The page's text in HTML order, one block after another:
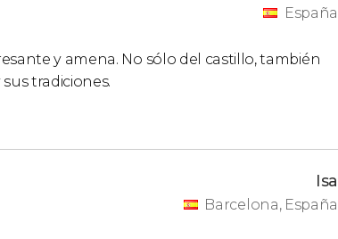
España
y amena. No sólo del castillo, también
tradiciones.
Isa
Barcelona, España